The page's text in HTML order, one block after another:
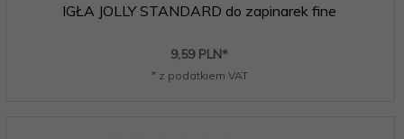
IGŁA JOLLY STANDARD do zapinarek fine
9,59 PLN*
* z podatkiem VAT